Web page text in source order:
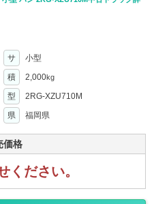
サ
小型
積 2,000kg
型
2RG-XZU710M
県 福岡県
価格
ください。